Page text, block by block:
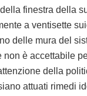
finestra della
a ventisette
delle mura del
è accettabile per
della
attuati rimedi